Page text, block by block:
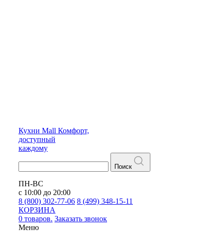
Кухни Mall Комфорт,
доступный
каждому
Поиск
ПН-ВС
с 10:00 до 20:00
8 (800) 302-77-06 8 (499) 348-15-11
КОРЗИНА
0 товаров. Заказать звонок
Меню